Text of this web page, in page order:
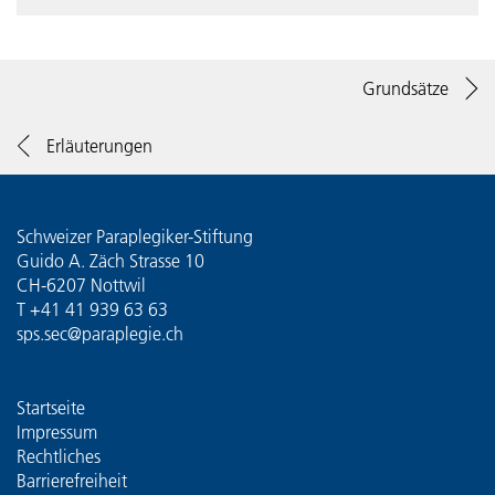
Erläuterungen
Grundsätze
Schweizer Paraplegiker-Stiftung
Guido A. Zäch Strasse 10
CH-6207 Nottwil
T +41 41 939 63 63
sps.sec@paraplegie.ch
Startseite
Impressum
Rechtliches
Barrierefreiheit